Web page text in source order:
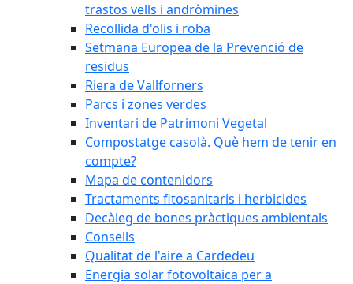
trastos vells i andròmines
Recollida d'olis i roba
Setmana Europea de la Prevenció de
residus
Riera de Vallforners
Parcs i zones verdes
Inventari de Patrimoni Vegetal
Compostatge casolà. Què hem de tenir en
compte?
Mapa de contenidors
Tractaments fitosanitaris i herbicides
Decàleg de bones pràctiques ambientals
Consells
Qualitat de l'aire a Cardedeu
Energia solar fotovoltaica per a